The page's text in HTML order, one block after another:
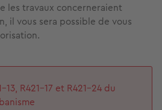
les travaux concerneraient
il vous sera possible de vous
13, R421-17 et R421-24 du